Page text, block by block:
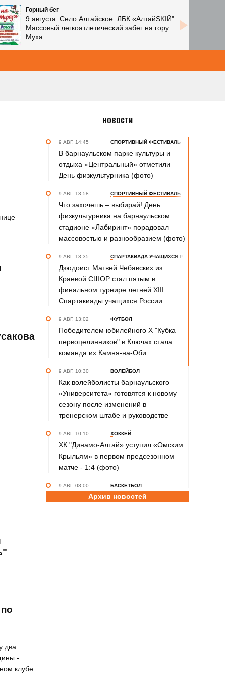
Горный бег
9 августа. Село Алтайское. ЛБК «АлтайSKIЙ".
Массовый легкоатлетический забег на гору
Муха
два
-
клубе
НОВОСТИ
9 АВГ. 14:45 СПОРТИВНЫЙ ФЕСТИВАЛЬ
В барнаульском парке культуры и
отдыха «Центральный» отметили
День физкультурника (фото)
9 АВГ. 13:58 СПОРТИВНЫЙ ФЕСТИВАЛЬ
Что захочешь – выбирай! День
физкультурника на барнаульском
стадионе «Лабиринт» порадовал
массовостью и разнообразием (фото)
9 АВГ. 13:35 СПАРТАКИАДА УЧАЩИХСЯ РОССИИ
Дзюдоист Матвей Чебавских из
Краевой СШОР стал пятым в
финальном турнире летней XIII
Спартакиады учащихся России
9 АВГ. 13:02 ФУТБОЛ
Победителем юбилейного Х "Кубка
первоцелинников" в Ключах стала
команда их Камня-на-Оби
9 АВГ. 10:30 ВОЛЕЙБОЛ
Как волейболисты барнаульского
«Университета» готовятся к новому
сезону после изменений в
тренерском штабе и руководстве
9 АВГ. 10:10 ХОККЕЙ
ХК "Динамо-Алтай» уступил «Омским
Крыльям» в первом предсезонном
матче - 1:4 (фото)
9 АВГ. 08:00 БАСКЕТБОЛ
В Барнауле прошли всероссийские
Архив новостей